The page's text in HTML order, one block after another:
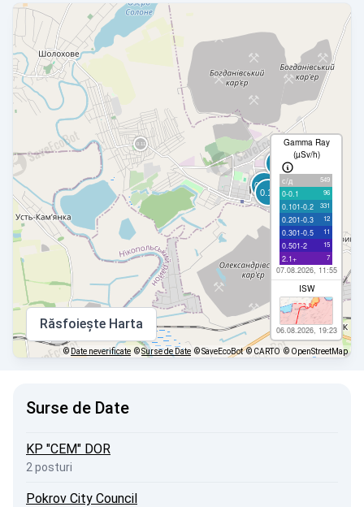
Gamma Ray
(µSv/h)
с/д 549
0-0.1 96
0.101-0.2 331
0.201-0.3 12
0.301-0.5 11
0.501-2 15
2.1+ 7
07.08.2026, 11:55
ISW
06.08.2026, 19:23
Răsfoiește Harta
© Date neverificate ©Surse de Date © SaveEcoBot © CARTO © OpenStreetMap
Surse de Date
KP "CEM" DOR
2 posturi
Pokrov City Council